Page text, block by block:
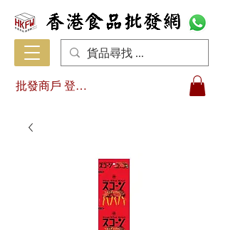
批發商戶 登入/註冊